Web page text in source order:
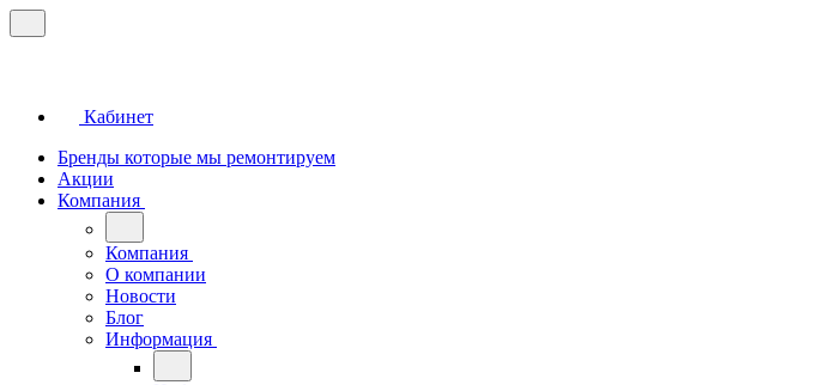
Кабинет
Бренды которые мы ремонтируем
Акции
Компания
Компания
О компании
Новости
Блог
Информация